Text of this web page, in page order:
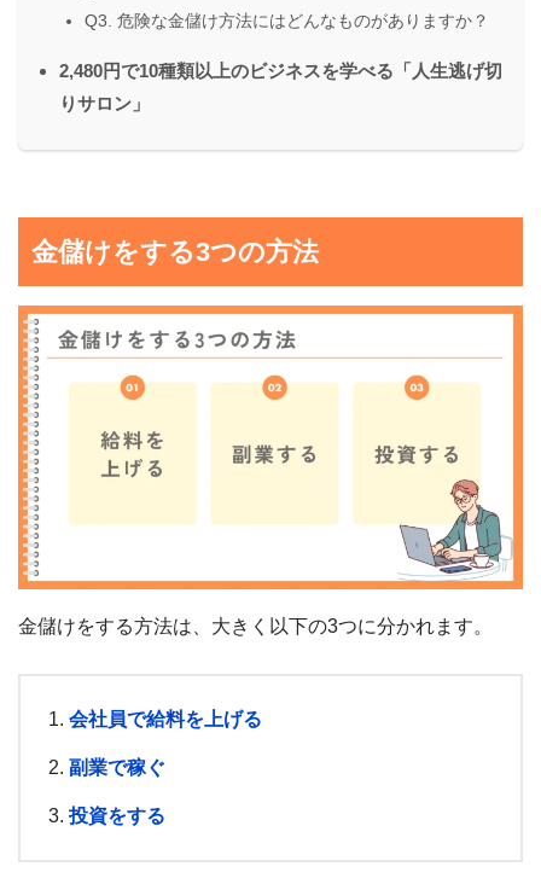
Q3. 危険な金儲け方法にはどんなものがありますか？
2,480円で10種類以上のビジネスを学べる「人生逃げ切
りサロン」
金儲けをする3つの方法
金儲けをする方法は、大きく以下の3つに分かれます。
会社員で給料を上げる
副業で稼ぐ
投資をする